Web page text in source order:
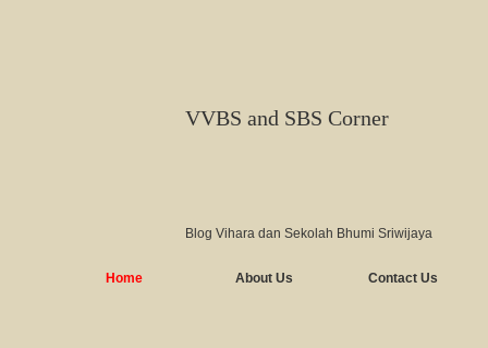
VVBS and SBS Corner
Blog Vihara dan Sekolah Bhumi Sriwijaya
Home About Us Contact Us